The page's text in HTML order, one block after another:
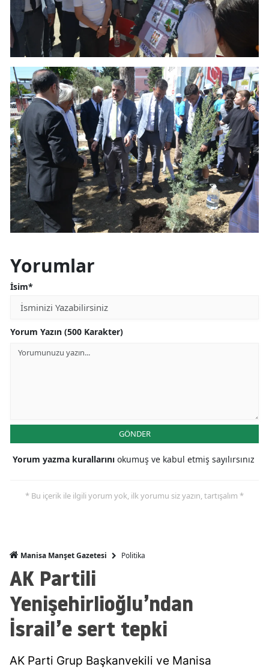
Yorumlar
İsim*
Yorum Yazın (500 Karakter)
GÖNDER
Yorum yazma kurallarını okumuş ve kabul etmiş sayılırsınız
* Bu içerik ile ilgili yorum yok, ilk yorumu siz yazın, tartışalım *
Manisa Manşet Gazetesi Politika
AK Partili
Yenişehirlioğlu’ndan
İsrail’e sert tepki
AK Parti Grup Başkanvekili ve Manisa